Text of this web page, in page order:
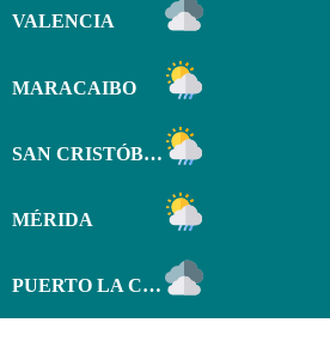
VALENCIA
MARACAIBO
SAN CRISTÓBAL
MÉRIDA
PUERTO LA CRUZ